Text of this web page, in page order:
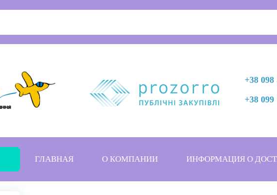
+38 098
+38 099
ГЛАВНАЯ О КОМПАНИИ ИНФОРМАЦИЯ О